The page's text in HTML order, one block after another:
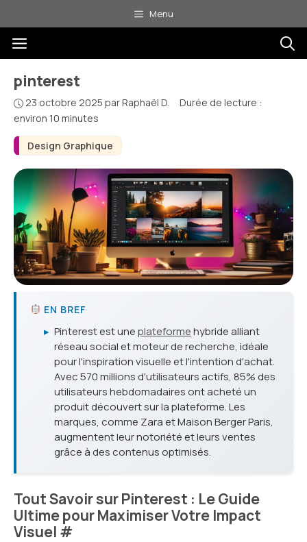
au
contenu
Menu
Menu
Design Graphique
pinterest
23 octobre 2025 parRaphaël D. · Durée de lecture :
environ 10 minutes
EN BREF
▸ Pinterest est uneplateformehybride alliant
réseau social et moteur de recherche, idéale
pour l'inspiration visuelle et l'intention d'achat.
Avec 570 millions d'utilisateurs actifs, 85% des
utilisateurs hebdomadaires ont acheté un
produit découvert sur la plateforme. Les
marques, comme Zara et Maison Berger Paris,
augmentent leur notoriété et leurs ventes
grâce à des contenus optimisés.
Tout Savoir sur Pinterest : Le Guide
Ultime pour Maximiser Votre Impact
Visuel #